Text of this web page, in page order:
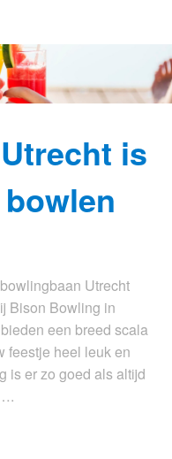
is
Utrecht
Bison Bowling in
een breed scala
feestje heel leuk en
is er zo goed als altijd